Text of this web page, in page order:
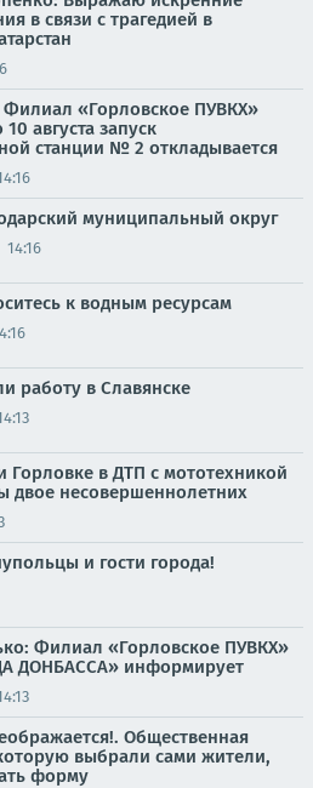
в связи с трагедией в
«Горловское ПУВКХ»
августа запуск
станции № 2 откладывается
муниципальный округ
14:16
к водным ресурсам
работу в Славянске
Горловке в ДТП с мототехникой
двое несовершеннолетних
и гости города!
Филиал «Горловское ПУВКХ»
ДОНБАССА» информирует
Общественная
выбрали сами жители,
форму